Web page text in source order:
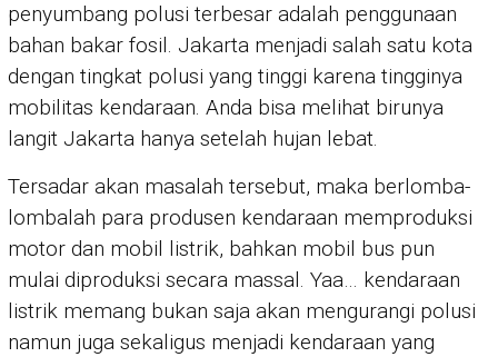
penyumbang polusi terbesar adalah penggunaan
bahan bakar fosil. Jakarta menjadi salah satu kota
dengan tingkat polusi yang tinggi karena tingginya
mobilitas kendaraan. Anda bisa melihat birunya
langit Jakarta hanya setelah hujan lebat.
Tersadar akan masalah tersebut, maka berlomba-
lombalah para produsen kendaraan memproduksi
motor dan mobil listrik, bahkan mobil bus pun
mulai diproduksi secara massal. Yaa… kendaraan
listrik memang bukan saja akan mengurangi polusi
namun juga sekaligus menjadi kendaraan yang